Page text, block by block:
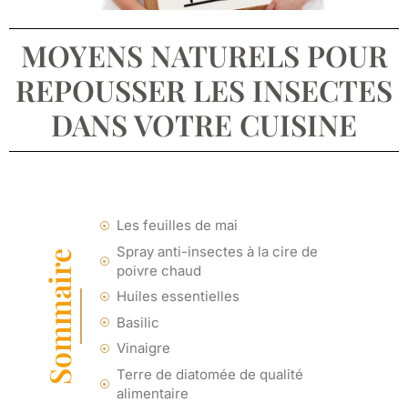
MOYENS NATURELS POUR
REPOUSSER LES INSECTES
DANS VOTRE CUISINE
Sommaire
Les feuilles de mai
Spray anti-insectes à la cire de
poivre chaud
Huiles essentielles
Basilic
Vinaigre
Terre de diatomée de qualité
alimentaire